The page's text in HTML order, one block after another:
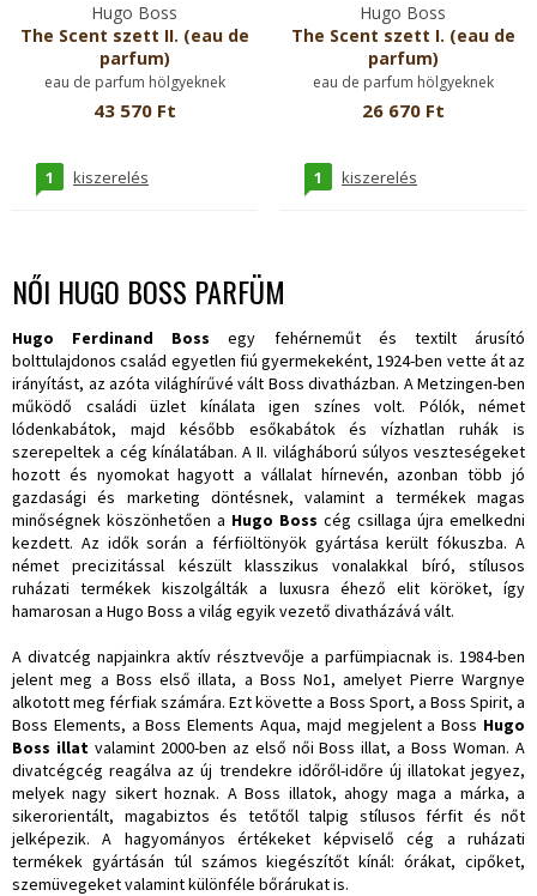
Hugo Boss
The Scent szett II. (eau de
parfum)
eau de parfum hölgyeknek
43 570 Ft
1 kiszerelés
Hugo Boss
The Scent szett I. (eau de
parfum)
eau de parfum hölgyeknek
26 670 Ft
1 kiszerelés
NŐI HUGO BOSS PARFÜM
Hugo Ferdinand Boss egy fehérneműt és textilt árusító
bolttulajdonos család egyetlen fiú gyermekeként, 1924-ben vette át az
irányítást, az azóta világhírűvé vált Boss divatházban. A Metzingen-ben
működő családi üzlet kínálata igen színes volt. Pólók, német
lódenkabátok, majd később esőkabátok és vízhatlan ruhák is
szerepeltek a cég kínálatában. A II. világháború súlyos veszteségeket
hozott és nyomokat hagyott a vállalat hírnevén, azonban több jó
gazdasági és marketing döntésnek, valamint a termékek magas
minőségnek köszönhetően a Hugo Boss cég csillaga újra emelkedni
kezdett. Az idők során a férfiöltönyök gyártása került fókuszba. A
német precizitással készült klasszikus vonalakkal bíró, stílusos
ruházati termékek kiszolgálták a luxusra éhező elit köröket, így
hamarosan a Hugo Boss a világ egyik vezető divatházává vált.
A divatcég napjainkra aktív résztvevője a parfümpiacnak is. 1984-ben
jelent meg a Boss első illata, a Boss No1, amelyet Pierre Wargnye
alkotott meg férfiak számára. Ezt követte a Boss Sport, a Boss Spirit, a
Boss Elements, a Boss Elements Aqua, majd megjelent a Boss Hugo
Boss illat valamint 2000-ben az első női Boss illat, a Boss Woman. A
divatcégcég reagálva az új trendekre időről-időre új illatokat jegyez,
melyek nagy sikert hoznak. A Boss illatok, ahogy maga a márka, a
sikerorientált, magabiztos és tetőtől talpig stílusos férfit és nőt
jelképezik. A hagyományos értékeket képviselő cég a ruházati
termékek gyártásán túl számos kiegészítőt kínál: órákat, cipőket,
szemüvegeket valamint különféle bőrárukat is.